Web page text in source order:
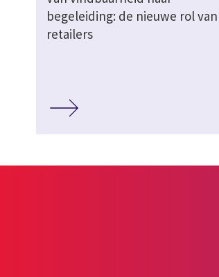
begeleiding: de nieuwe rol van
retailers